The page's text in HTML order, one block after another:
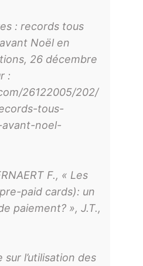
: records tous
Noël en
26 décembre
:
26122005/202/
tous-
noel-
F., « Les
paid cards): un
paiement? », J.T.,
l’utilisation des